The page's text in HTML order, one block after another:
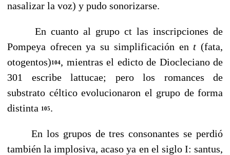
nasalizar la voz) y pudo sonorizarse.
En cuanto al grupo ct las inscripciones de
Pompeya ofre­cen ya su simplificación en t(fata,
otogentos)104, mien­tras el edicto de Diocleciano de
301 escribe lattucae; pero los romances de
substrato céltico evolucionaron el grupo de forma
distinta 105.
En los grupos de tres consonantes se perdió
también la implosiva, acaso ya en el siglo I: santus,